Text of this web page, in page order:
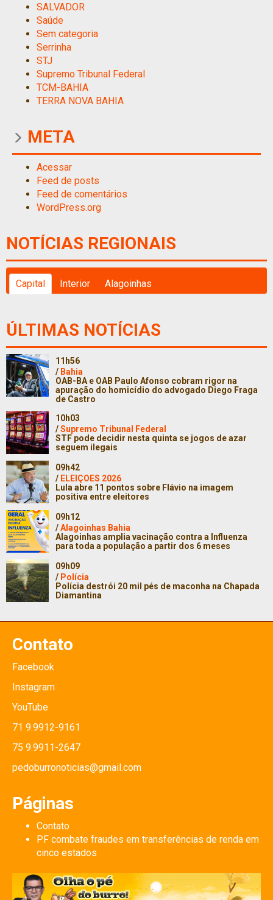
SALVADOR
Saúde
Sem categoria
Serrinha
STJ
Supremo Tribunal Federal
TCM-BAHIA
TERRA NOVA BAHIA
META
Acessar
Feed de posts
Feed de comentários
WordPress.org
NOTÍCIAS REGIONAIS
Capital Interior Alagoinhas
ÚLTIMAS NOTÍCIAS
11h56
/ Bahia
OAB-BA e OAB Paulo Afonso cobram rigor na
apuração do homicídio do advogado Diego Fraga
de Castro
10h03
/Supremo Tribunal Federal
STF pode decidir nesta quinta se jogos de azar
seguem ilegais
09h42
/ ELEIÇOES 2026
Lula abre 11 pontos sobre Flávio na imagem
positiva entre eleitores
09h12
/Alagoinhas Bahia
Alagoinhas amplia vacinação contra a Influenza
para toda a população a partir dos 6 meses
09h09
/ Polícia
Polícia destrói 20 mil pés de maconha na Chapada
Diamantina
Contato
Facebook
Instagram
YouTube
71 9.9912-9161
75 9.9911-2647
pedoburronoticias@gmail.com
Páginas
Contato
PF combate fraudes em transferências de renda em
cinco estados